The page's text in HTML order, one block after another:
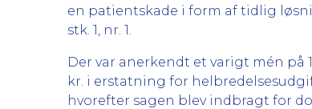
en patientskade i form af tidlig
stk. 1, nr. 1.
Der var anerkendt et varigt mén på
kr. i erstatning for
hvorefter sagen blev indbragt for